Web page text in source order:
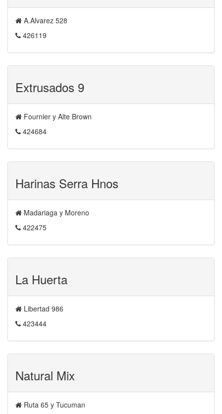
A.Alvarez 528
426119
Extrusados 9
Fournier y Alte Brown
424684
Harinas Serra Hnos
Madariaga y Moreno
422475
La Huerta
Libertad 986
423444
Natural Mix
Ruta 65 y Tucuman